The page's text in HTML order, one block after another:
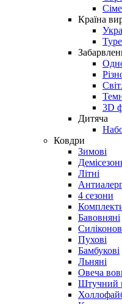
Країна
3D
Дитяча
Ковдри
Зимові
Літні
4 сезони
Бавовняні
Пухові
Бамбукові
Льняні
Овеча
Штучний